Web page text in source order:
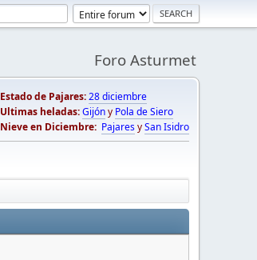
Foro Asturmet
Estado de Pajares:28 diciembre
Ultimas heladas:Gijóny Pola de Siero
Nieve en Diciembre: PajaresySan Isidro